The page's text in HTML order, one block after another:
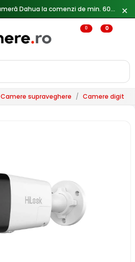
✕
0 0
Camere supraveghere / Camere digitale